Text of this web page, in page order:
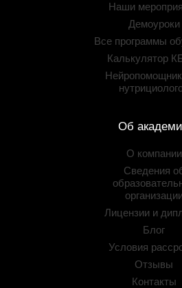
Наши
Демоуроки
Все программы
Калькулятор
Об
О компании
Сведения
организации
Лицензии и
Блог
Условия
Отзывы
Контакты